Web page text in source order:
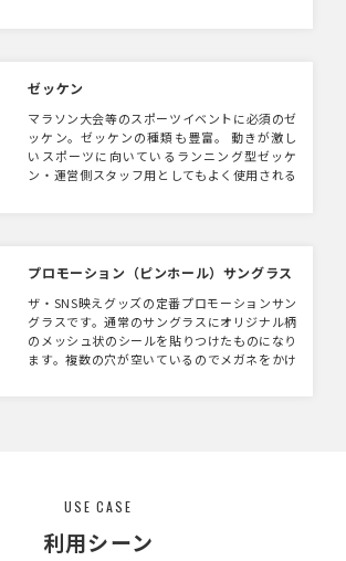
ゼッケン
マラソン大会等のスポーツイベントに必須のゼ
ッケン。ゼッケンの種類も豊富。 動きが激し
いスポーツに向いているランニング型ゼッケ
ン・運営側スタッフ用としてもよく使用される
プロモーション（ピンホール）サングラス
ザ・SNS映えグッズの定番プロモーションサン
グラスです。通常のサングラスにオリジナル柄
のメッシュ状のシールを貼りつけたものになり
ます。複数の穴が空いているのでメガネをかけ
USE CASE
利用シーン